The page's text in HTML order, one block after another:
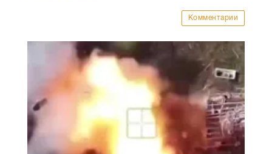
Комментарии